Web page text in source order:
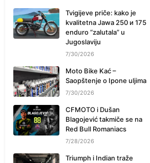
Tvigijeve priče: kako je
kvalitetna Jawa 250 и 175
enduro “zalutala” u
Jugoslaviju
7/30/2026
Moto Bike Kać –
Saopštenje o Ipone uljima
7/30/2026
CFMOTO i Dušan
Blagojević takmiče se na
Red Bull Romaniacs
7/28/2026
Triumph i Indian traže